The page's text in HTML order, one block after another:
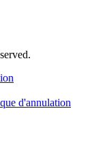
d'annulation